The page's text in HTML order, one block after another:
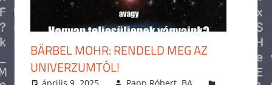
BÄRBEL MOHR: RENDELD MEG AZ
UNIVERZUMTÓL!
április 9, 2025
Papp Róbert, BA